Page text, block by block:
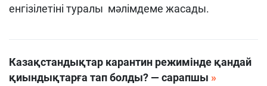
енгізілетіні туралы мәлімдеме жасады.
Казақстандықтар карантин режимінде қандай
қиындықтарға тап болды? — сарапшы